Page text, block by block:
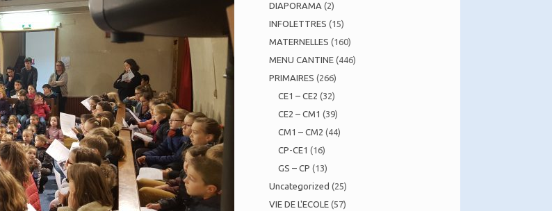
DIAPORAMA (2)
INFOLETTRES (15)
MATERNELLES (160)
MENU CANTINE (446)
PRIMAIRES (266)
CE1 – CE2 (32)
CE2 – CM1 (39)
CM1 – CM2 (44)
CP-CE1 (16)
GS – CP (13)
Uncategorized (25)
VIE DE L'ECOLE (57)